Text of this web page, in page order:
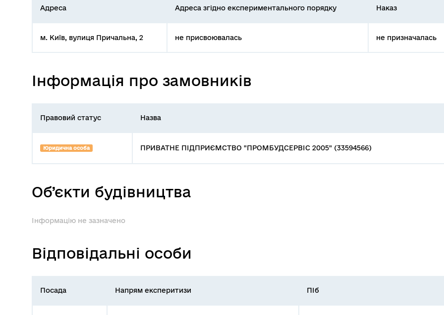
Адреса Адреса згідно експериментального порядку Наказ
м. Київ, вулиця Причальна, 2 не присвоювалась не призначалась
Інформація про замовників
Правовий статус Назва
Юридична особа ПРИВАТНЕ ПІДПРИЄМСТВО "ПРОМБУДСЕРВІС 2005" (33594566)
Об’єкти будівництва
Інформацію не зазначено
Відповідальні особи
Посада Напрям експеритизи ПІб